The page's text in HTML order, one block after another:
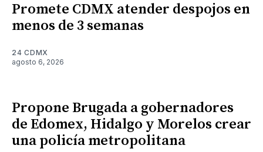
Promete CDMX atender despojos en
menos de 3 semanas
24 CDMX
agosto 6, 2026
Propone Brugada a gobernadores
de Edomex, Hidalgo y Morelos crear
una policía metropolitana